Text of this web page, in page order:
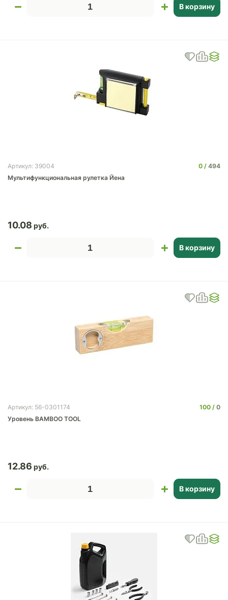
В корзину
Артикул: 39004 0
494
Мультифункциональная рулетка Йена
10.08
В корзину
Артикул: 56-0301174 100
0
Уровень BAMBOO TOOL
12.86
В корзину